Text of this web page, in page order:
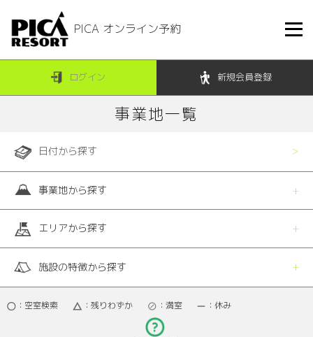
PICA オンライン予約
ログイン 新規会員登録
事業地一覧
日付から探す
事業地から探す
エリアから探す
施設の特徴から探す
：空室検索 ：残りわずか ：満室 ：休み